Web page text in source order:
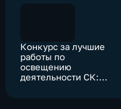
Конкурс за лучшие
работы по
освещению
деятельности СК: